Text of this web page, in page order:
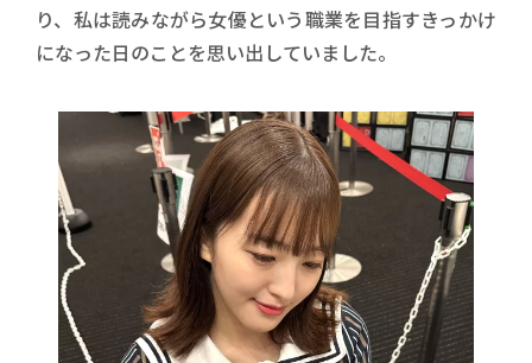
り、私は読みながら女優という職業を目指すきっかけ
になった日のことを思い出していました。